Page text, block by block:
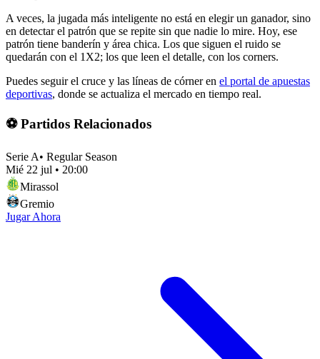
A veces, la jugada más inteligente no está en elegir un ganador, sino
en detectar el patrón que se repite sin que nadie lo mire. Hoy, ese
patrón tiene banderín y área chica. Los que siguen el ruido se
quedarán con el 1X2; los que leen el detalle, con los corners.
Puedes seguir el cruce y las líneas de córner en el portal de apuestas
deportivas, donde se actualiza el mercado en tiempo real.
⚽ Partidos Relacionados
Serie A• Regular Season
Mié 22 jul • 20:00
Mirassol
Gremio
Jugar Ahora